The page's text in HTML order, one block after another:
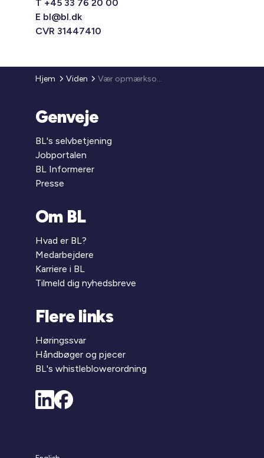
T +45 33 76 20 00
E bl@bl.dk
CVR 31447410
Hjem Viden Vær opmærksom på aftalen om fravigelser til AB 18
Genveje
BL's selvbetjening
Jobportalen
BL Informerer
Presse
Om BL
Hvad er BL?
Medarbejdere
Karriere i BL
Tilmeld dig nyhedsbreve
Flere links
Høringssvar
Håndbøger og pjecer
BL's whistleblowerordning